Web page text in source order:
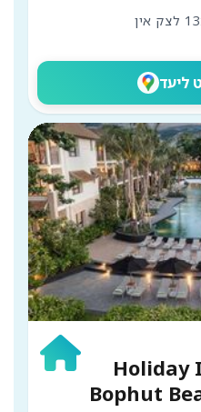
ליעד
Holiday
Bophut